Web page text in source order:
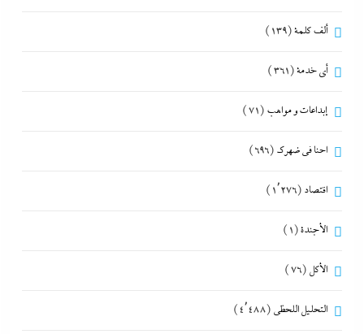
ألف كلمة(139)
أي خدمة(361)
إبداعات و مواهب (71)
احنا في ضهرك (696)
اقتصاد (1٬276)
الأجندة(1)
الأكل (76)
التحليل اللحظي (4٬488)